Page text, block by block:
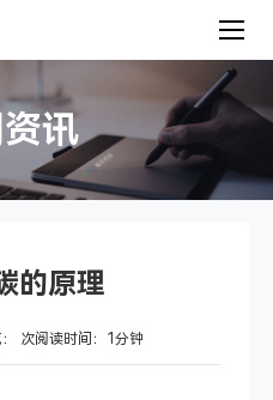
讯
的原理
次阅读时间：1分钟